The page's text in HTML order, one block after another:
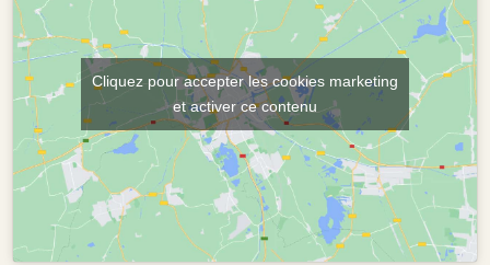
Cliquez pour accepter les cookies marketing
et activer ce contenu